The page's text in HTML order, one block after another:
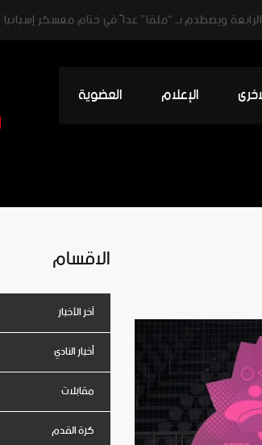
ويصطدم بـ “ملقا” غداً في ختام معسكر إسبانيا
الإعلام العضوية
الاقسام
آخر الأخبار
أخبار النادي
مقابلات
كرة القدم